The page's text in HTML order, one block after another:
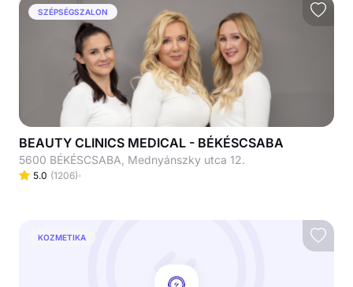
SZÉPSÉGSZALON
BEAUTY CLINICS MEDICAL - BÉKÉSCSABA
5600 BÉKÉSCSABA, Mednyánszky utca 12.
5.0 (1206)
KOZMETIKA